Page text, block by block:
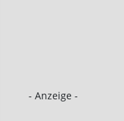
- Anzeige -